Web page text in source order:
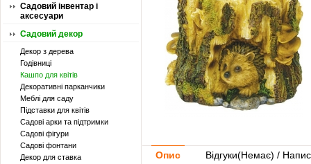
Садовий інвентар і
аксесуари
Садовий декор
Декор з дерева
Годівниці
Кашпо для квітів
Декоративні парканчики
Меблі для саду
Підставки для квітів
Садові арки та підтримки
Садові фігури
Садові фонтани
Декор для ставка
Опис Відгуки(Немає) /